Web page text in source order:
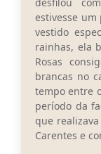
estivesse
vestido
rainhas, ela
Rosas
brancas no
tempo entre
período da
que realizava
Carentes e